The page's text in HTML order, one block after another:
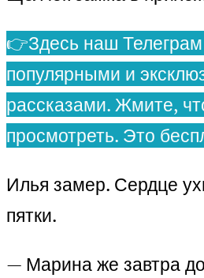
👉Здесь наш
популярными и
рассказами. Жмите,
просмотреть. Это
Илья замер. Сердце
пятки.
— Марина же завтра